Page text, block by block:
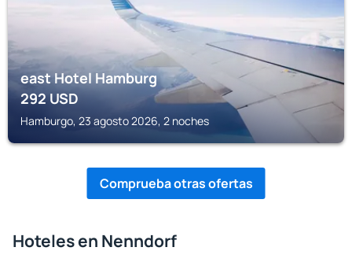
east Hotel Hamburg
292USD
Hamburgo, 23 agosto 2026, 2 noches
Comprueba otras ofertas
Hoteles en Nenndorf